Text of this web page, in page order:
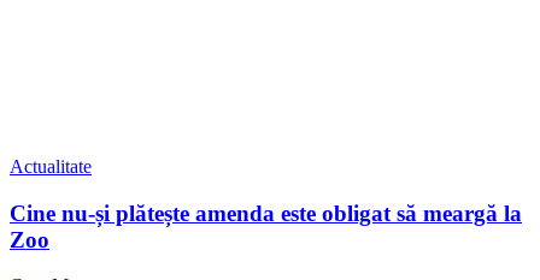
Actualitate
Cine nu-și plătește amenda este obligat să meargă la
Zoo